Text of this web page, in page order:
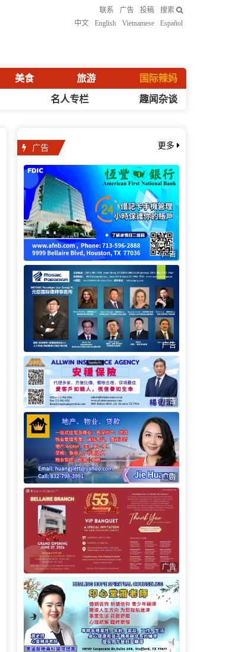
联系 广告 投稿
搜索
中文
English Vietnamese Español
美食 旅游 国际辣妈
名人专栏 趣闻杂谈
广告 更多
广告
广告
广告
广告
广告